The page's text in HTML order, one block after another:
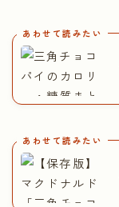
あわせて読みたい
あわせて読みたい